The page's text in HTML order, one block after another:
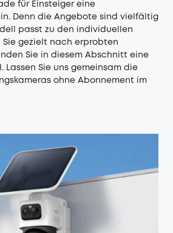
für Einsteiger eine
Denn die Angebote sind vielfältig
passt zu den individuellen
Sie gezielt nach erprobten
Sie in diesem Abschnitt eine
Lassen Sie uns gemeinsam die
ohne Abonnement im